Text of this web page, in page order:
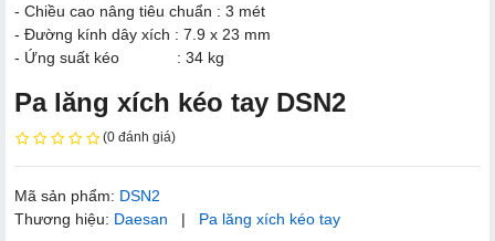
- Chiều cao nâng tiêu chuẩn : 3 mét
- Đường kính dây xích : 7.9 x 23 mm
- Ứng suất kéo : 34 kg
Pa lăng xích kéo tay DSN2
(0 đánh giá)
Mã sản phẩm: DSN2
Thương hiệu: Daesan | Pa lăng xích kéo tay